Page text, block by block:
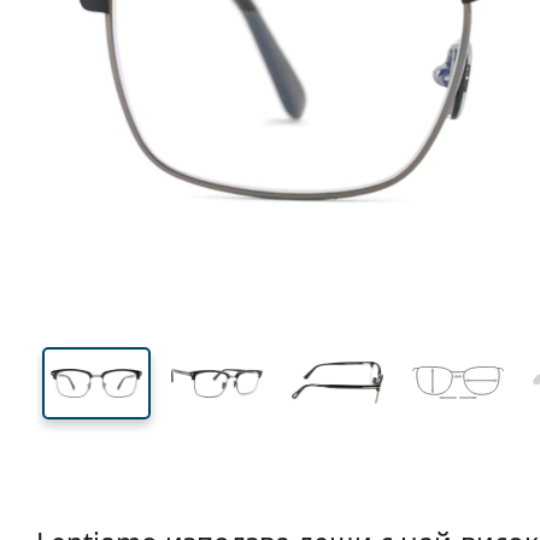
Ширина
40 mm
Височина на стъклото Ширина на стъклото
на